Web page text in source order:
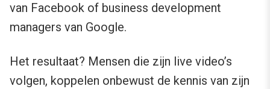
van Facebook of business development
managers van Google.
Het resultaat? Mensen die zijn live video’s
volgen, koppelen onbewust de kennis van zijn